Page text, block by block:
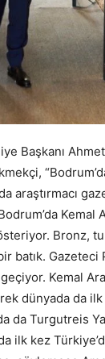
Başkanı
araştırmacı
Kemal
Bronz,
batık.
Kemal
dünyada da ilk
da Turgutreis
ilk kez